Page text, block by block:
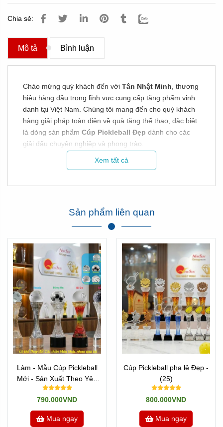
Chia sẻ:
Mô tả Bình luận
Chào mừng quý khách đến với Tân Nhật Minh , thương
hiệu hàng đầu trong lĩnh vực cung cấp tặng phẩm vinh
danh tại Việt Nam. Chúng tôi mang đến cho quý khách
hàng giải pháp toàn diện về quà tặng thể thao, đặc biệt
là dòng sản phẩm Cúp Pickleball Đẹp dành cho các
giải đấu chuyên nghiệp và phong trào.
Tại Tân Nhật Minh, chúng tôi tự hào sở hữu cả hai thế
Pickleball Đẹptừ nước ngoài, vừa là xưởng sản xuất
đáp ứng mọi ngân sách và yêu cầu khắt khe của khách
Xem tất cả
Sản phẩm liên quan
Làm - Mẫu Cúp Pickleball
Mới - Sản Xuất Theo Yêu
Cầu
790.000VND
Mua ngay
Cúp Pickleball pha lê Đẹp -
(25)
800.000VND
Mua ngay